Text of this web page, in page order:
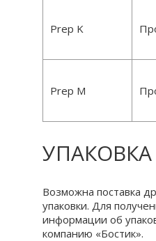
Prep K
Prep M
УПАКОВКА
Возможна поставка
упаковки. Для
информации об
компанию «Бостик».